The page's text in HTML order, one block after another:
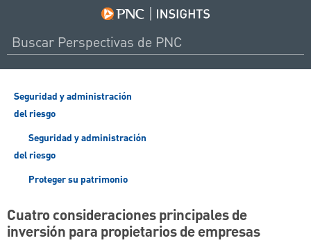
Seguridad y administración
del riesgo
Seguridad y administración
del riesgo
Proteger su patrimonio
Cuatro consideraciones principales de
inversión para propietarios de empresas